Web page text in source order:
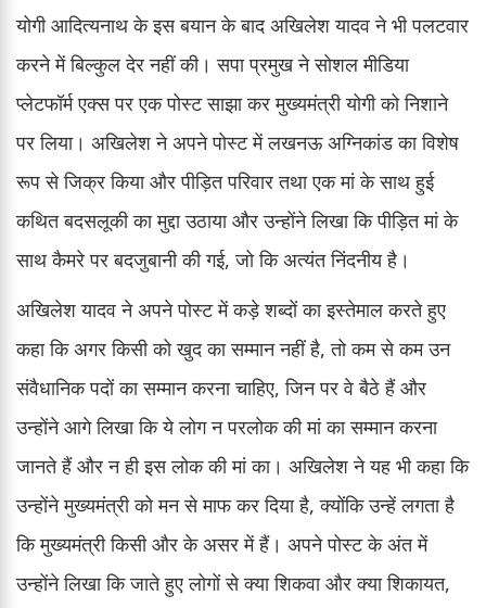
योगी आदित्यनाथ के इस बयान के बाद अखिलेश यादव ने भी पलटवार
करने में बिल्कुल देर नहीं की। सपा प्रमुख ने सोशल मीडिया
प्लेटफॉर्म एक्स पर एक पोस्ट साझा कर मुख्यमंत्री योगी को निशाने
पर लिया। अखिलेश ने अपने पोस्ट में लखनऊ अग्निकांड का विशेष
रूप से जिक्र किया और पीड़ित परिवार तथा एक मां के साथ हुई
कथित बदसलूकी का मुद्दा उठाया और उन्होंने लिखा कि पीड़ित मां के
साथ कैमरे पर बदजुबानी की गई, जो कि अत्यंत निंदनीय है।
अखिलेश यादव ने अपने पोस्ट में कड़े शब्दों का इस्तेमाल करते हुए
कहा कि अगर किसी को खुद का सम्मान नहीं है, तो कम से कम उन
संवैधानिक पदों का सम्मान करना चाहिए, जिन पर वे बैठे हैं और
उन्होंने आगे लिखा कि ये लोग न परलोक की मां का सम्मान करना
जानते हैं और न ही इस लोक की मां का। अखिलेश ने यह भी कहा कि
उन्होंने मुख्यमंत्री को मन से माफ कर दिया है, क्योंकि उन्हें लगता है
कि मुख्यमंत्री किसी और के असर में हैं। अपने पोस्ट के अंत में
उन्होंने लिखा कि जाते हुए लोगों से क्या शिकवा और क्या शिकायत,